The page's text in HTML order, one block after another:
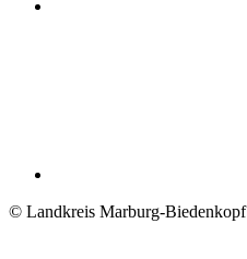
© Landkreis Marburg-Biedenkopf